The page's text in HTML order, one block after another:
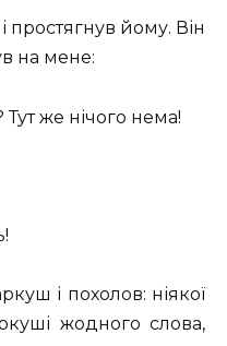
простягнув йому. Він
на мене:
же нічого нема!
і похолов: ніякої
жодного слова,